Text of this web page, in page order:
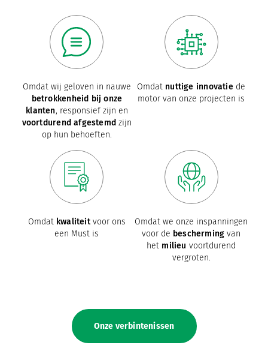
Omdat wij geloven in nauwe
betrokkenheid bij onze
klanten, responsief zijn en
voortdurend afgestemdzijn
op hun behoeften.
Omdat nuttige innovatiede
motor van onze projecten is
Omdat kwaliteitvoor ons
een Must is
Omdat we onze inspanningen
voor de bescherming van
het milieu voortdurend
vergroten.
Onze verbintenissen